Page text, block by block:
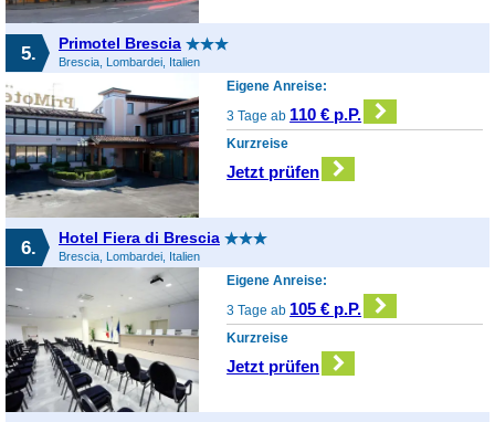
5. Primotel Brescia
Brescia, Lombardei, Italien
Eigene Anreise:
3 Tage ab 110 € p.P.
Kurzreise
Jetzt prüfen
6. Hotel Fiera di Brescia
Brescia, Lombardei, Italien
Eigene Anreise:
3 Tage ab 105 € p.P.
Kurzreise
Jetzt prüfen